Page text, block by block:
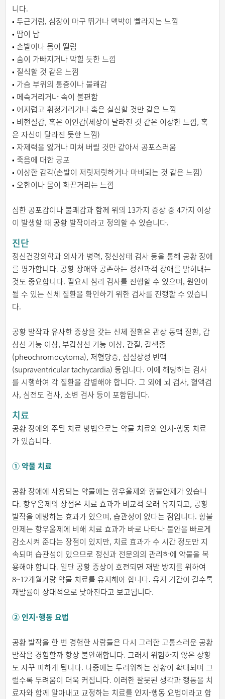
니다.
• 두근거림, 심장이 마구 뛰거나 맥박이 빨라지는 느낌
• 땀이 남
• 손발이나 몸이 떨림
• 숨이 가빠지거나 막힐 듯한 느낌
• 질식할 것 같은 느낌
• 가슴 부위의 통증이나 불쾌감
• 메슥거리거나 속이 불편함
• 어지럽고 휘청거리거나 혹은 실신할 것만 같은 느낌
• 비현실감, 혹은 이인감(세상이 달라진 것 같은 이상한 느낌, 혹
은 자신이 달라진 듯한 느낌)
• 자제력을 잃거나 미쳐 버릴 것만 같아서 공포스러움
• 죽음에 대한 공포
• 이상한 감각(손발이 저릿저릿하거나 마비되는 것 같은 느낌)
• 오한이나 몸이 화끈거리는 느낌
심한 공포감이나 불쾌감과 함께 위의 13가지 증상 중 4가지 이상
이 발생할 때 공황 발작이라고 정의할 수 있습니다.
진단
정신건강의학과 의사가 병력, 정신상태 검사 등을 통해 공황 장애
를 평가합니다. 공황 장애와 공존하는 정신과적 장애를 밝혀내는
것도 중요합니다. 필요시 심리 검사를 진행할 수 있으며, 원인이
될 수 있는 신체 질환을 확인하기 위한 검사를 진행할 수 있습니
다.
공황 발작과 유사한 증상을 갖는 신체 질환은 관상 동맥 질환, 갑
상선 기능 이상, 부갑상선 기능 이상, 간질, 갈색종
(pheochromocytoma), 저혈당증, 심실상성 빈맥
(supraventricular tachycardia) 등입니다. 이에 해당하는 검사
를 시행하여 각 질환을 감별해야 합니다. 그 외에 뇌 검사, 혈액검
사, 심전도 검사, 소변 검사 등이 포함됩니다.
치료
공황 장애의 주된 치료 방법으로는 약물 치료와 인지-행동 치료
가 있습니다.
① 약물 치료
공황 장애에 사용되는 약물에는 항우울제와 항불안제가 있습니
다. 항우울제의 장점은 치료 효과가 비교적 오래 유지되고, 공황
발작을 예방하는 효과가 있으며, 습관성이 없다는 점입니다. 항불
안제는 항우울제에 비해 치료 효과가 바로 나타나 불안을 빠르게
감소시켜 준다는 장점이 있지만, 치료 효과가 수 시간 정도만 지
속되며 습관성이 있으므로 정신과 전문의의 관리하에 약물을 복
용해야 합니다. 일단 공황 증상이 호전되면 재발 방지를 위하여
8~12개월가량 약물 치료를 유지해야 합니다. 유지 기간이 길수록
재발률이 상대적으로 낮아진다고 보고됩니다.
② 인지-행동 요법
공황 발작을 한 번 경험한 사람들은 다시 그러한 고통스러운 공황
발작을 경험할까 항상 불안해합니다. 그래서 위험하지 않은 상황
도 자꾸 피하게 됩니다. 나중에는 두려워하는 상황이 확대되며 그
럴수록 두려움이 더욱 커집니다. 이러한 잘못된 생각과 행동을 치
료자와 함께 알아내고 교정하는 치료를 인지-행동 요법이라고 합